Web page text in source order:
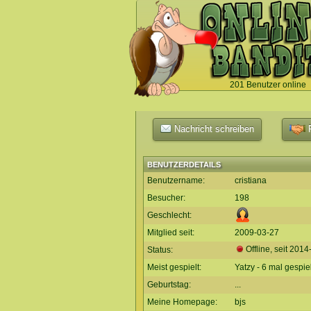
201 Benutzer online
`
Nachricht schreiben
BENUTZERDETAILS
Benutzername:
cristiana
Besucher:
198
Geschlecht:
Mitglied seit:
2009-03-27
Status:
Offline, seit
Meist gespielt:
Yatzy - 6 mal
Geburtstag:
...
Meine Homepage:
bjs